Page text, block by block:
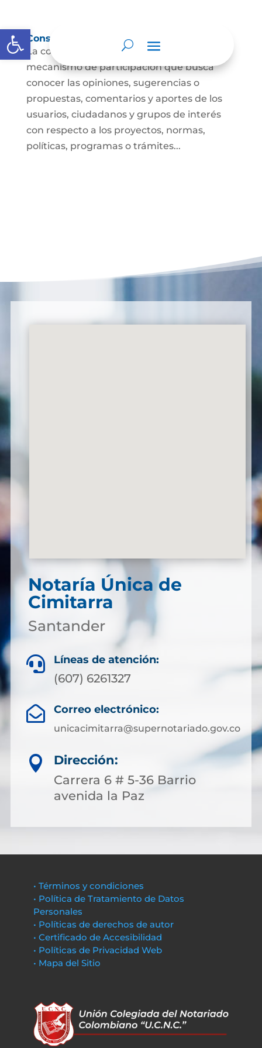
Abrir barra de herramientas
Consulta ciudadana
La consulta a la ciudadanía es un
mecanismo de participación que busca
conocer las opiniones, sugerencias o
propuestas, comentarios y aportes de los
usuarios, ciudadanos y grupos de interés
con respecto a los proyectos, normas,
políticas, programas o trámites...
Notaría Única de
Cimitarra
Santander
 Líneas de atención:
(607) 6261327
 Correo electrónico:
unicacimitarra@supernotariado.gov.co

Dirección:
Carrera 6 # 5-36 Barrio
avenida la Paz
• Términos y condiciones
• Política de Tratamiento de Datos
Personales
• Políticas de derechos de autor
• Certificado de Accesibilidad
• Políticas de Privacidad Web
• Mapa del Sitio